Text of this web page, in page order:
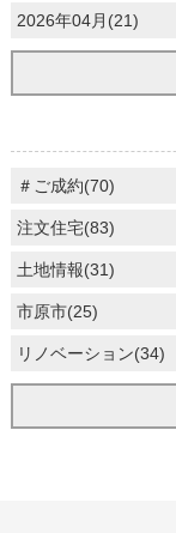
2026年04月(21)
＃ご成約(70)
注文住宅(83)
土地情報(31)
市原市(25)
リノベーション(34)